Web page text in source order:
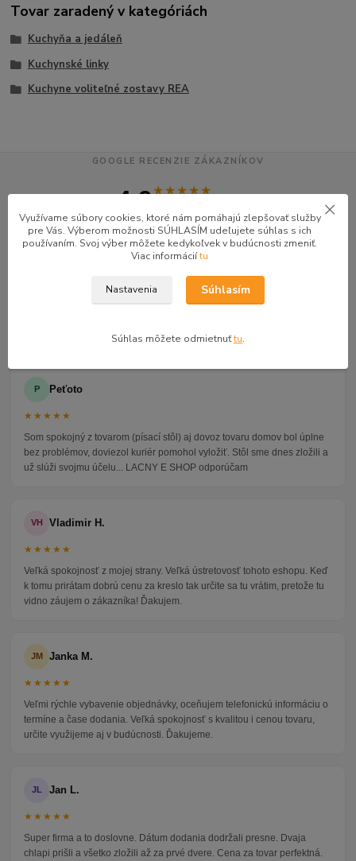
Tovar zaradený v kategóriách
Kuchyňa a jedáleň
Kuchynské linky
Kuchyne voliteľné zostavy REA
GOOGLE RECENZIE ZÁKAZNÍKOV
4.9★★★★★
Veľmi seriózny dodávateľ komunikoval so mnou telefonicky na adrese
taktiež veľmi ochotný ďakujem
P Peťoto
★★★★★
Som spokojný z tovarom (písací stôl) aj dovoz tovaru domov bol úplne
bez problémov, doviezol kuriér pomohol vyložiť. Stôl sme dnes zložili a
už slúži svojmu účelu... LACNY E SHOP odporúčam
VH Vladimir H.
★★★★★
Veľká spokojnosť z mojej strany. Veľká ústretovosť tohoto eshopu. Keď
k tomu prirátam dobrú cenu za kreslo tak určite sa tu vrátim, pretože tu
vidno záujem o zákazníka! Ďakujem.
JM Janka M.
★★★★★
Veľmi rýchle vybavenie objednávky, oceňujem telefonickú informáciu o
termíne a čase dodania. Veľká spokojnosť s kvalitou i cenou tovaru,
určite využijeme aj v budúcnosti. Ďakujeme.
JL Jan L.
★★★★★
Super firma a to doslovne. Dátum dodania dodržali presne. Dvaja
chlapi prišli a všetko zložili až za prvé dvere. Cena za tovar perfektná.
Využívame súbory cookies, ktoré nám pomáhajú zlepšovať služby
pre Vás. Výberom možnosti SÚHLASÍM udeľujete súhlas s ich
používaním. Svoj výber môžete kedykoľvek v budúcnosti zmeniť.
Viac informáciítu
Nastavenia Súhlasím
Súhlas môžete odmietnuťtu.